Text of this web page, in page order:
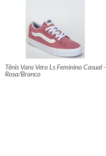
Tênis Vans Vero Ls Feminino Casual -
Rosa/Branco